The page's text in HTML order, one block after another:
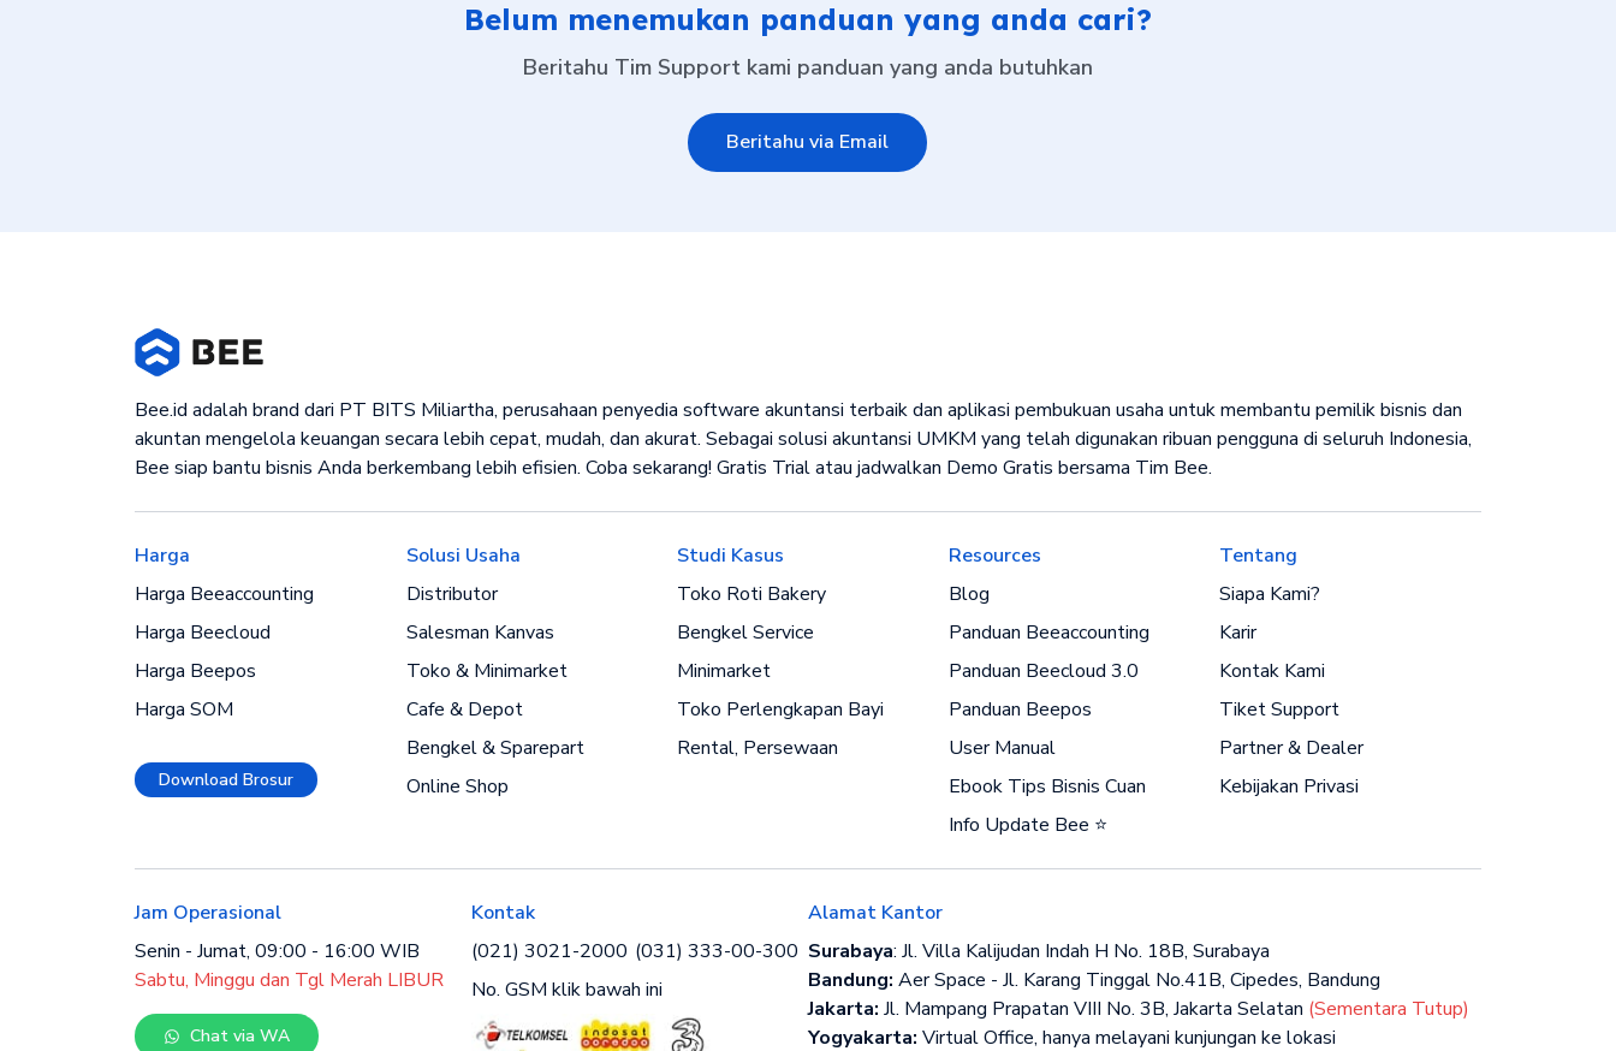
Belum menemukan panduan yang anda cari?
Beritahu Tim Support kami panduan yang anda butuhkan
Beritahu via Email
Bee.id adalah brand dari PT BITS Miliartha, perusahaan penyedia software akuntansi terbaik dan aplikasi pembukuan usaha untuk membantu pemilik bisnis dan
akuntan mengelola keuangan secara lebih cepat, mudah, dan akurat. Sebagai solusi akuntansi UMKM yang telah digunakan ribuan pengguna di seluruh Indonesia,
Bee siap bantu bisnis Anda berkembang lebih efisien. Coba sekarang! Gratis Trial atau jadwalkan Demo Gratis bersama Tim Bee.
Harga
Harga Beeaccounting
Harga Beecloud
Harga Beepos
Harga SOM
Download Brosur
Solusi Usaha
Distributor
Salesman Kanvas
Toko & Minimarket
Cafe & Depot
Bengkel & Sparepart
Online Shop
Studi Kasus
Toko Roti Bakery
Bengkel Service
Minimarket
Toko Perlengkapan Bayi
Rental, Persewaan
Resources
Blog
Panduan Beeaccounting
Panduan Beecloud 3.0
Panduan Beepos
User Manual
Ebook Tips Bisnis Cuan
Info Update Bee ⭐
Tentang
Siapa Kami?
Karir
Kontak Kami
Tiket Support
Partner & Dealer
Kebijakan Privasi
Jam Operasional
Senin - Jumat, 09:00 - 16:00 WIB
Sabtu, Minggu dan Tgl Merah LIBUR
Chat via WA
Kontak
(021) 3021-2000 (031) 333-00-300
No. GSM klik bawah ini
Alamat Kantor
Surabaya: Jl. Villa Kalijudan Indah H No. 18B, Surabaya
Bandung: Aer Space - Jl. Karang Tinggal No.41B, Cipedes, Bandung
Jakarta: Jl. Mampang Prapatan VIII No. 3B, Jakarta Selatan (Sementara Tutup)
Yogyakarta: Virtual Office, hanya melayani kunjungan ke lokasi